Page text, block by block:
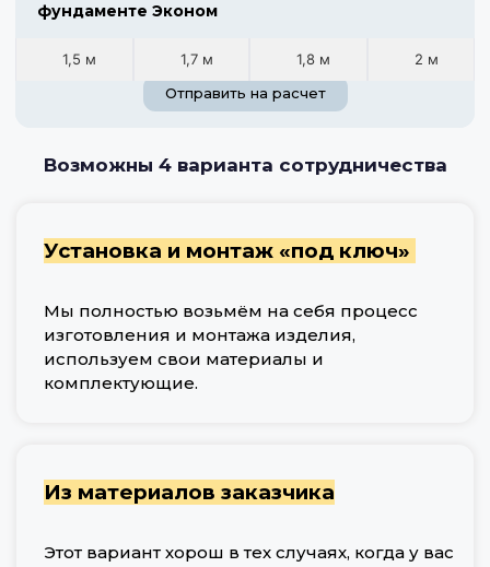
фундаменте Эконом
1,5 м 1,7 м 1,8 м
2 м
Отправить на расчет
Возможны 4 варианта сотрудничества
Установка и монтаж «под ключ»
Мы полностью возьмём на себя процесс
изготовления и монтажа изделия,
используем свои материалы и
комплектующие.
Из материалов заказчика
Этот вариант хорош в тех случаях, когда у вас